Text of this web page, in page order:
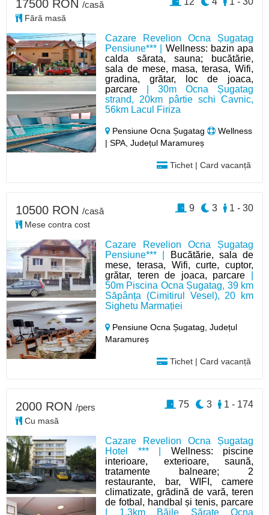
Cazare Revelion Ocna Șugatag
Pensiune*** | Wellness: bazin apa
calda sărata, sauna; bucătărie,
sala de mese, masa, terasa, Wifi,
gradina, grătar, loc de joaca,
parcare | 30m Ocna Șugatag
strand, 20km pârtie schi Cavnic,
56km Lacul Firiza
Pensiune Ocna Șugatag
Wellness
| SPA, Județul Maramureș
Tichet | Card vacanță
17500 RON /casă
Fără masă
Cazare Revelion Ocna Șugatag
Pensiune*** |
Bucătărie, sala de
mese, terasa, Wifi, curte, cuptor,
grătar, teren de joaca, parcare
50m Piscina Ocna Șugatag, 39 km
Săpânța (Cimitirul Vesel), 20 km
Sighetu Marmației
Pensiune Ocna Șugatag,Județul
Maramureș
Tichet | Card vacanță
10500 RON /casă
Mese contra cost
1 - 30
3
9
Cazare Revelion Ocna Șugatag
Hotel *** | Wellness: piscine
interioare, exterioare, saună,
tratamente balneare; 2
restaurante, bar, WIFI, camere
climatizate, grădină de vară, teren
de fotbal, handbal și tenis, parcare
| 1,3km Băile Sărate Ocna
2000 RON /pers
Cu masă
1 - 174
3
75